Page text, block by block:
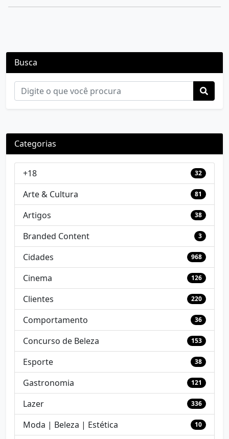
Busca
Categorias
+18 32
Arte & Cultura 81
Artigos 38
Branded Content 3
Cidades 968
Cinema 126
Clientes 220
Comportamento 36
Concurso de Beleza 153
Esporte 38
Gastronomia 121
Lazer 336
Moda | Beleza | Estética 10